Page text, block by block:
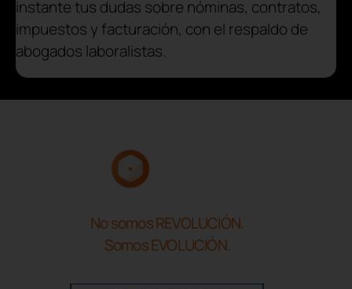
instante tus dudas sobre nóminas, contratos,
impuestos y facturación, con el respaldo de
abogados laboralistas.
No somos REVOLUCIÓN.
Somos EVOLUCIÓN.